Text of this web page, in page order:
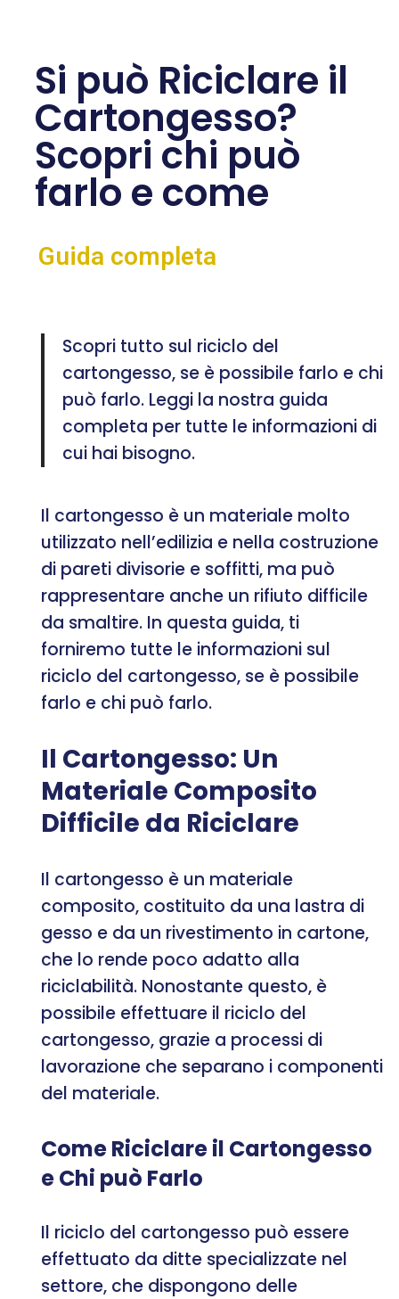
Si può Riciclare il
Cartongesso?
Scopri chi può
farlo e come
Guida completa
Scopri tutto sul riciclo del
cartongesso, se è possibile farlo e chi
può farlo. Leggi la nostra guida
completa per tutte le informazioni di
cui hai bisogno.
Il cartongesso è un materiale molto
utilizzato nell’edilizia e nella costruzione
di pareti divisorie e soffitti, ma può
rappresentare anche un rifiuto difficile
da smaltire. In questa guida, ti
forniremo tutte le informazioni sul
riciclo del cartongesso, se è possibile
farlo e chi può farlo.
Il Cartongesso: Un
Materiale Composito
Difficile da Riciclare
Il cartongesso è un materiale
composito, costituito da una lastra di
gesso e da un rivestimento in cartone,
che lo rende poco adatto alla
riciclabilità. Nonostante questo, è
possibile effettuare il riciclo del
cartongesso, grazie a processi di
lavorazione che separano i componenti
del materiale.
Come Riciclare il Cartongesso
e Chi può Farlo
Il riciclo del cartongesso può essere
effettuato da ditte specializzate nel
settore, che dispongono delle